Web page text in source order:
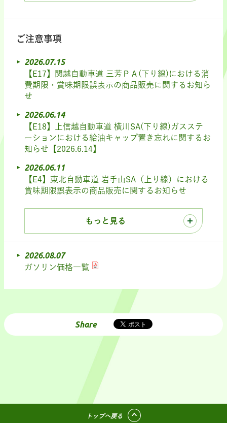
ご注意事項
2026.07.15
【E17】関越自動車道 三芳ＰＡ(下り線)における消
費期限・賞味期限誤表示の商品販売に関するお知ら
せ
2026.06.14
【E18】上信越自動車道 横川SA(下り線)ガスステ
ーションにおける給油キャップ置き忘れに関するお
知らせ【2026.6.14】
2026.06.11
【E4】東北自動車道 岩手山SA（上り線）における
賞味期限誤表示の商品販売に関するお知らせ
もっと見る
2026.08.07
ガソリン価格一覧
Share
トップへ戻る